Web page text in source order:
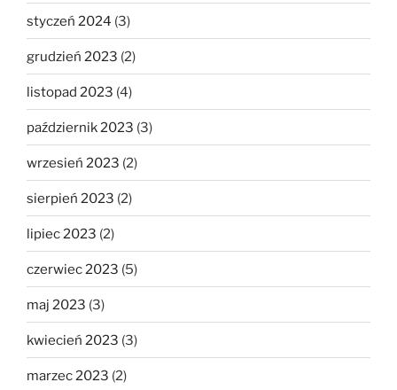
styczeń 2024 (3)
grudzień 2023 (2)
listopad 2023 (4)
październik 2023 (3)
wrzesień 2023 (2)
sierpień 2023 (2)
lipiec 2023 (2)
czerwiec 2023 (5)
maj 2023 (3)
kwiecień 2023 (3)
marzec 2023 (2)